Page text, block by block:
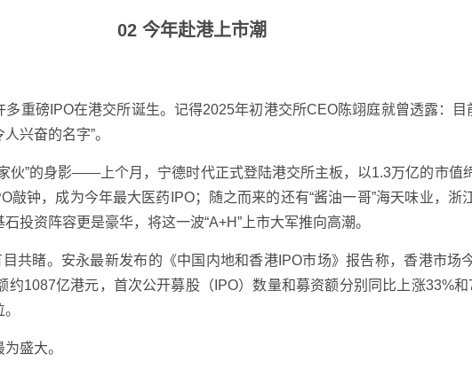
02 今年赴港上市潮
多重磅IPO在港交所诞生。记得2025年初港交所CEO陈翊庭就曾透露：目
兴奋的名字”。
伙”的身影——上个月，宁德时代正式登陆港交所主板，以1.3万亿的市值
敲钟，成为今年最大医药IPO；随之而来的还有“酱油一哥”海天味业，浙
资阵容更是豪华，将这一波“A+H”上市大军推向高潮。
共睹。安永最新发布的《中国内地和香港IPO市场》报告称，香港市场
约1087亿港元，首次公开募股（IPO）数量和募资额分别同比上涨33%
盛大。